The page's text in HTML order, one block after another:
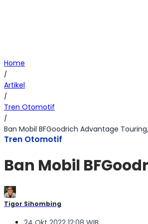
Home
/
Artikel
/
Tren Otomotif
/
Ban Mobil BFGoodrich Advantage
Tren Otomotif
Ban Mobil
Tigor Sihombing